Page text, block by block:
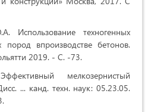
Использование техногенных
пород впроизводстве бетонов.
2019. - С. -73.
мелкозернистый
... канд. техн. наук: 05.23.05.